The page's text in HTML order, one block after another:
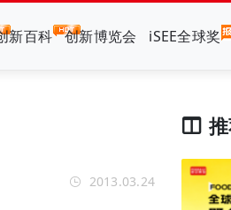
新百科 创新博览会 iSEE全球奖
2013.03.24